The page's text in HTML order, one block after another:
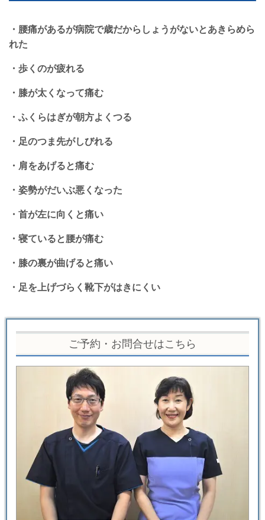
・腰痛があるが病院で歳だからしょうがないとあきらめら
れた
・歩くのが疲れる
・膝が太くなって痛む
・ふくらはぎが朝方よくつる
・足のつま先がしびれる
・肩をあげると痛む
・姿勢がだいぶ悪くなった
・首が左に向くと痛い
・寝ていると腰が痛む
・膝の裏が曲げると痛い
・足を上げづらく靴下がはきにくい
ご予約・お問合せはこちら